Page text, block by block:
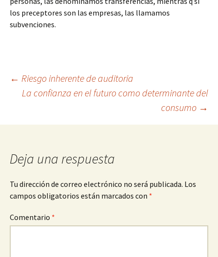
los preceptores son las empresas, las llamamos
subvenciones.
Navegación
← Riesgo inherente de auditoria
La confianza en el futuro como determinante del
consumo →
Deja una respuesta
Tu dirección de correo electrónico no será publicada. Los
campos obligatorios están marcados con *
Comentario *